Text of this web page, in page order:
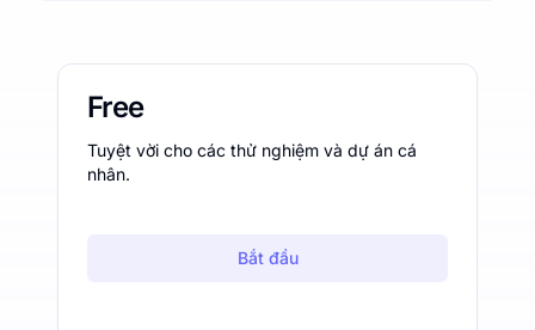
Free
Tuyệt vời cho các thử nghiệm và dự án cá
nhân.
Bắt đầu